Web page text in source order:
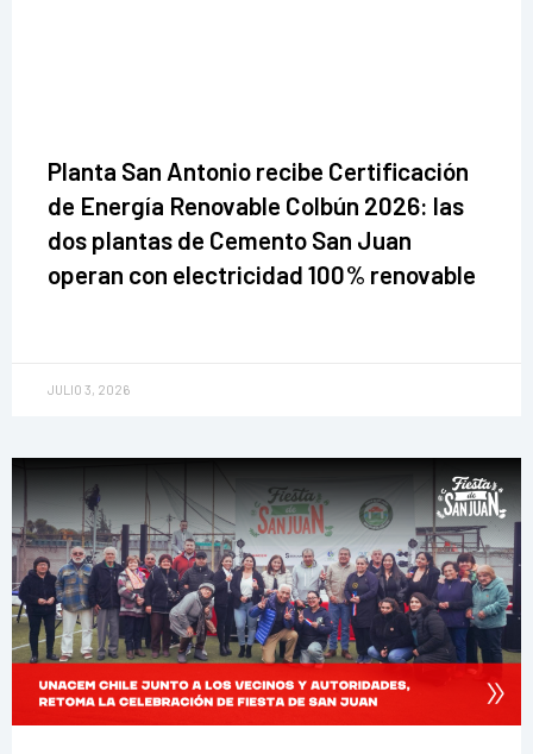
Planta San Antonio recibe Certificación
de Energía Renovable Colbún 2026: las
dos plantas de Cemento San Juan
operan con electricidad 100% renovable
JULIO 3, 2026